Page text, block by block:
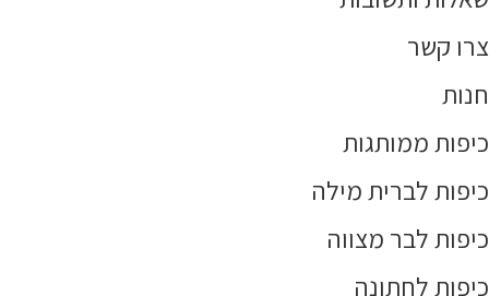
צרו קשר
חנות
כיפות ממותגות
כיפות לברית מילה
כיפות לבר מצווה
כיפות לחתונה